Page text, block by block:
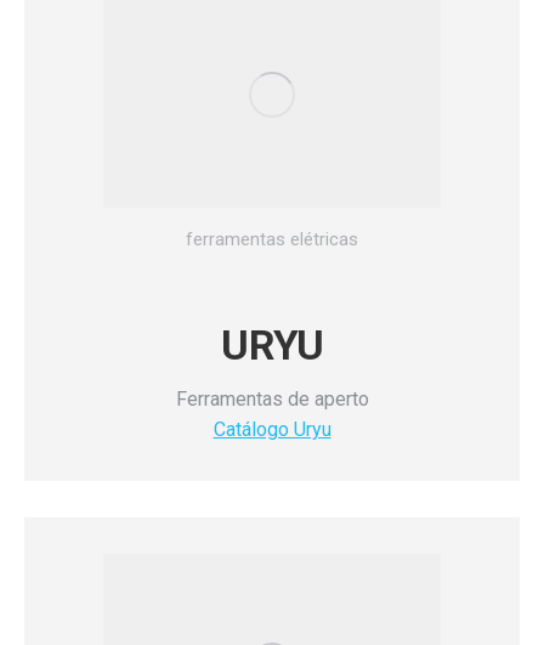
ferramentas elétricas
URYU
Ferramentas de aperto
Catálogo Uryu